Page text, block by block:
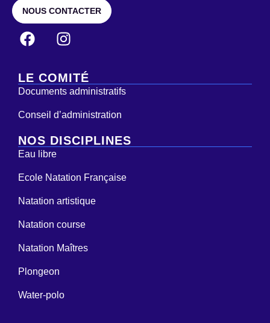
NOUS CONTACTER
LE COMITÉ
Documents administratifs
Conseil d’administration
NOS DISCIPLINES
Eau libre
Ecole Natation Française
Natation artistique
Natation course
Natation Maîtres
Plongeon
Water-polo